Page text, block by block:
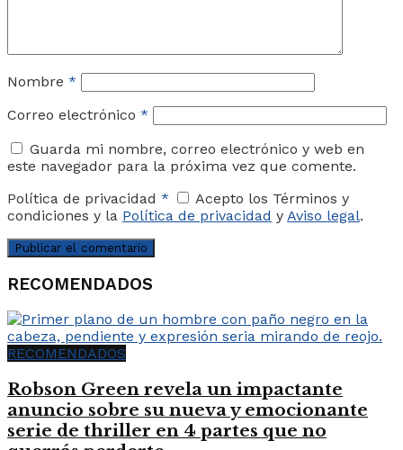
Nombre *
Correo electrónico *
Guarda mi nombre, correo electrónico y web en
este navegador para la próxima vez que comente.
Política de privacidad *
Acepto los Términos y
condiciones y la Política de privacidad y Aviso legal.
RECOMENDADOS
RECOMENDADOS
Robson Green revela un impactante
anuncio sobre su nueva y emocionante
serie de thriller en 4 partes que no